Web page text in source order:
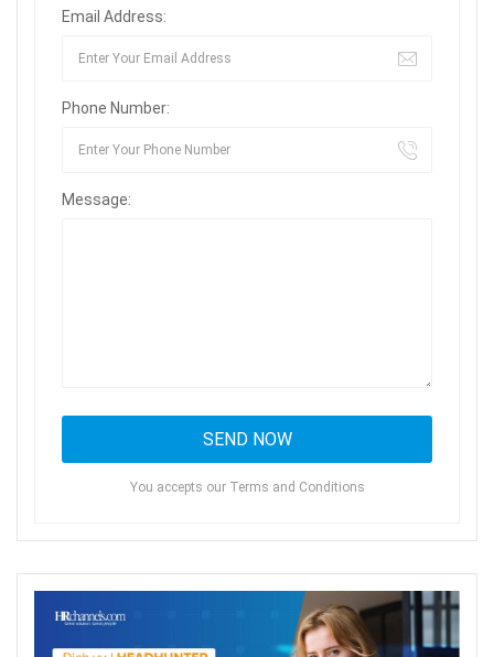
Email Address:
Phone Number:
Message:
You accepts our Terms and Conditions